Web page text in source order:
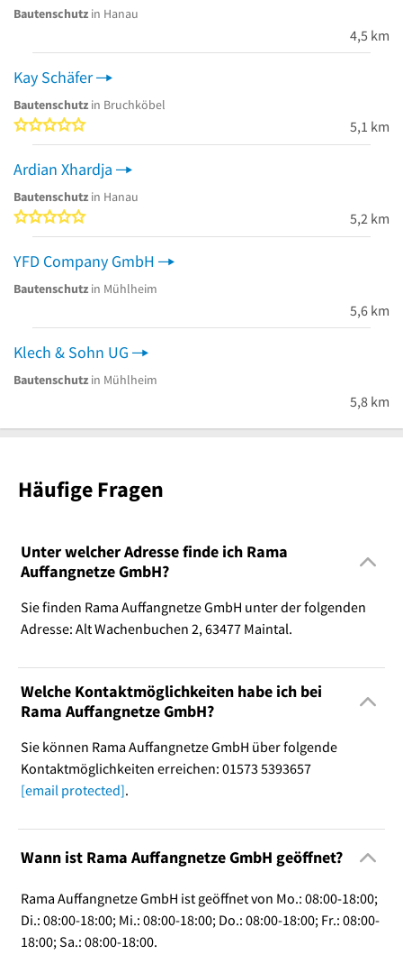
Bautenschutz in Hanau
4,5 km
Kay Schäfer
Bautenschutz in Bruchköbel
5,1 km
Ardian Xhardja
Bautenschutz in Hanau
5,2 km
YFD Company GmbH
Bautenschutz in Mühlheim
5,6 km
Klech & Sohn UG
Bautenschutz in Mühlheim
5,8 km
Häufige Fragen
Unter welcher Adresse finde ich Rama
Auffangnetze GmbH?
Sie finden Rama Auffangnetze GmbH unter der folgenden
Adresse: Alt Wachenbuchen 2, 63477 Maintal.
Welche Kontaktmöglichkeiten habe ich bei
Rama Auffangnetze GmbH?
Sie können Rama Auffangnetze GmbH über folgende
Kontaktmöglichkeiten erreichen: 01573 5393657
[email protected].
Wann ist Rama Auffangnetze GmbH geöffnet?
Rama Auffangnetze GmbH ist geöffnet von Mo.: 08:00-18:00;
Di.: 08:00-18:00; Mi.: 08:00-18:00; Do.: 08:00-18:00; Fr.: 08:00-
18:00; Sa.: 08:00-18:00.